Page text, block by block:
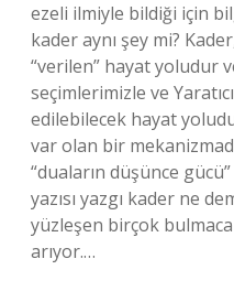
ezeli ilmiyle bildiği için
kader aynı şey mi?
“verilen” hayat yoludur
seçimlerimizle ve
edilebilecek hayat
var olan bir
“duaların düşünce
yazısı yazgı kader ne
yüzleşen birçok
arıyor.…